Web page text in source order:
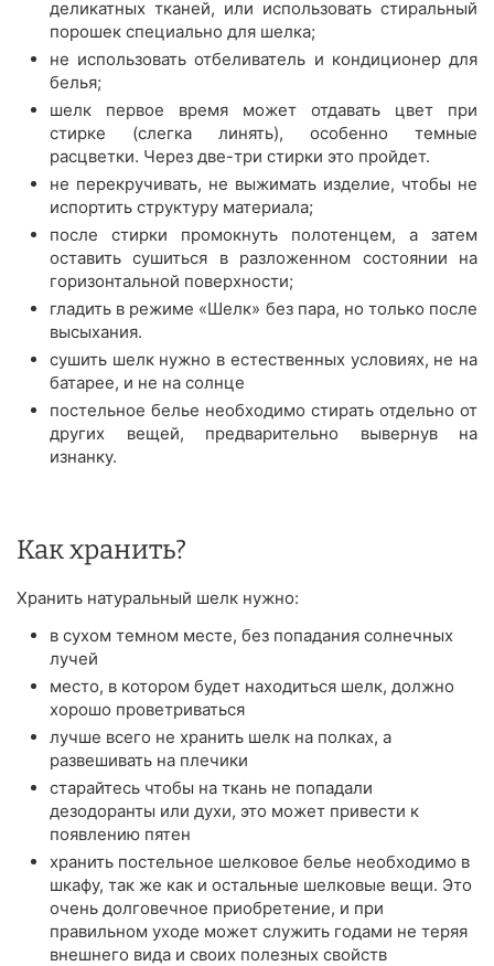
деликатных тканей, или использовать стиральный
порошек специально для шелка;
не использовать отбеливатель и кондиционер для
белья;
шелк первое время может отдавать цвет при
стирке (слегка линять), особенно темные
расцветки. Через две-три стирки это пройдет.
не перекручивать, не выжимать изделие, чтобы не
испортить структуру материала;
после стирки промокнуть полотенцем, а затем
оставить сушиться в разложенном состоянии на
горизонтальной поверхности;
гладить в режиме «Шелк» без пара, но только после
высыхания.
сушить шелк нужно в естественных условиях, не на
батарее, и не на солнце
постельное белье необходимо стирать отдельно от
других вещей, предварительно вывернув на
изнанку.
Как хранить?
Хранить натуральный шелк нужно:
в сухом темном месте, без попадания солнечных
лучей
место, в котором будет находиться шелк, должно
хорошо проветриваться
лучше всего не хранить шелк на полках, а
развешивать на плечики
старайтесь чтобы на ткань не попадали
дезодоранты или духи, это может привести к
появлению пятен
хранить постельное шелковое белье необходимо в
шкафу, так же как и остальные шелковые вещи. Это
очень долговечное приобретение, и при
правильном уходе может служить годами не теряя
внешнего вида и своих полезных свойств